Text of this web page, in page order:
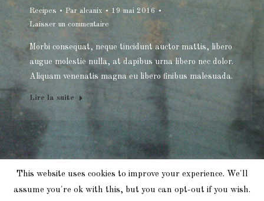
Recipes Par alcanix
19 mai 2016
Laisser un commentaire
Morbi consequat, neque tincidunt auctor mattis, libero
augue molestie nulla, at dapibus urna libero nec dolor.
Aliquam venenatis magna eu libero finibus malesuada.
Lire la suite
2018 Chris Leandro. Tous Droits Réservés.
This website uses cookies to improve your experience. We'll
assume you're ok with this, but you can opt-out if you wish.